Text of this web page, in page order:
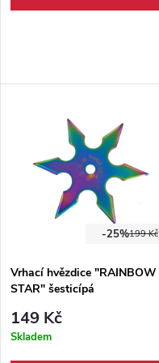
199 Kč
-25%
Vrhací hvězdice "RAINBOW
STAR" šesticípá
149 Kč
Skladem